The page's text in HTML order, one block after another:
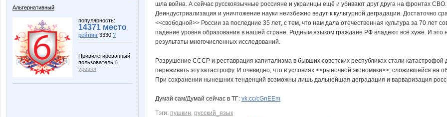
Альтернативный
популярность:
14371 место
рейтинг 3330 ?
Привилегированный
пользователь 6
уровня
шла война. А сейчас русскоязычные россияне и украинцы ещё и убивают друг друга на фронтах СВО.
Деиндустриализация и уничтожение науки неизбежно ведут к культурной деградации. Достаточно
<<свободной>> России за последние 35 лет, с тем, что нам дала отечественная культура за 70 лет
падение уровня образования в нашей стране. Родным языком граждане РФ владеют всё хуже. И это
результаты многочисленных исследований.
Разрушение СССР и реставрация капитализма в бывших советских республиках стали
переживать эту катастрофу. И очевидно, что в условиях <<рыночной экономики>>, сложившейся на
При сохранении нынешних тенденций возможны лишь дальнейшая деградация и варваризация
Думай сам/Думай сейчас в ТГ: vk.cc/cGnEEm
Тэги: пушкин, русский_язык